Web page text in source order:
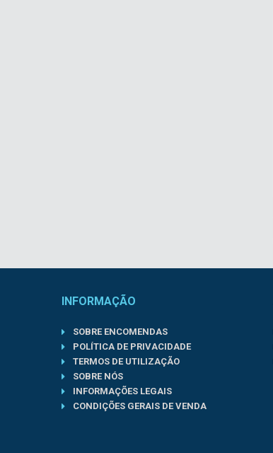
INFORMAÇÃO
SOBRE ENCOMENDAS
POLÍTICA DE PRIVACIDADE
TERMOS DE UTILIZAÇÃO
SOBRE NÓS
INFORMAÇÕES LEGAIS
CONDIÇÕES GERAIS DE VENDA